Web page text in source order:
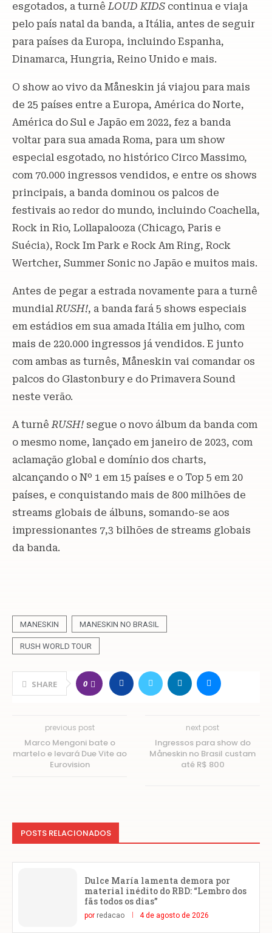
esgotados, a turnêLOUD KIDS continua e viaja
pelo país natal da banda, a Itália, antes de seguir
para países da Europa, incluindo Espanha,
Dinamarca, Hungria, Reino Unido e mais.
O show ao vivo da Måneskin já viajou para mais
de 25 países entre a Europa, América do Norte,
América do Sul e Japão em 2022, fez a banda
voltar para sua amada Roma, para um show
especial esgotado, no histórico Circo Massimo,
com 70.000 ingressos vendidos, e entre os shows
principais, a banda dominou os palcos de
festivais ao redor do mundo, incluindo Coachella,
Rock in Rio, Lollapalooza (Chicago, Paris e
Suécia), Rock Im Park e Rock Am Ring, Rock
Wertcher, Summer Sonic no Japão e muitos mais.
Antes de pegar a estrada novamente para a turnê
mundialRUSH!, a banda fará 5 shows especiais
em estádios em sua amada Itália em julho, com
mais de 220.000 ingressos já vendidos. E junto
com ambas as turnês, Måneskin vai comandar os
palcos do Glastonbury e do Primavera Sound
neste verão.
A turnêRUSH! segue o novo álbum da banda com
o mesmo nome, lançado em janeiro de 2023, com
aclamação global e domínio dos charts,
alcançando o Nº 1 em 15 países e o Top 5 em 20
países, e conquistando mais de 800 milhões de
streams globais de álbuns, somando-se aos
impressionantes 7,3 bilhões de streams globais
da banda.
MANESKIN MANESKIN NO BRASIL
RUSH WORLD TOUR
SHARE 0
previous post
Marco Mengoni bate o
martelo e levará Due Vite ao
Eurovision
next post
Ingressos para show do
Måneskin no Brasil custam
até R$ 800
POSTS RELACIONADOS
Dulce María lamenta demora por
material inédito do RBD: “Lembro dos
fãs todos os dias”
por redacao 4 de agosto de 2026